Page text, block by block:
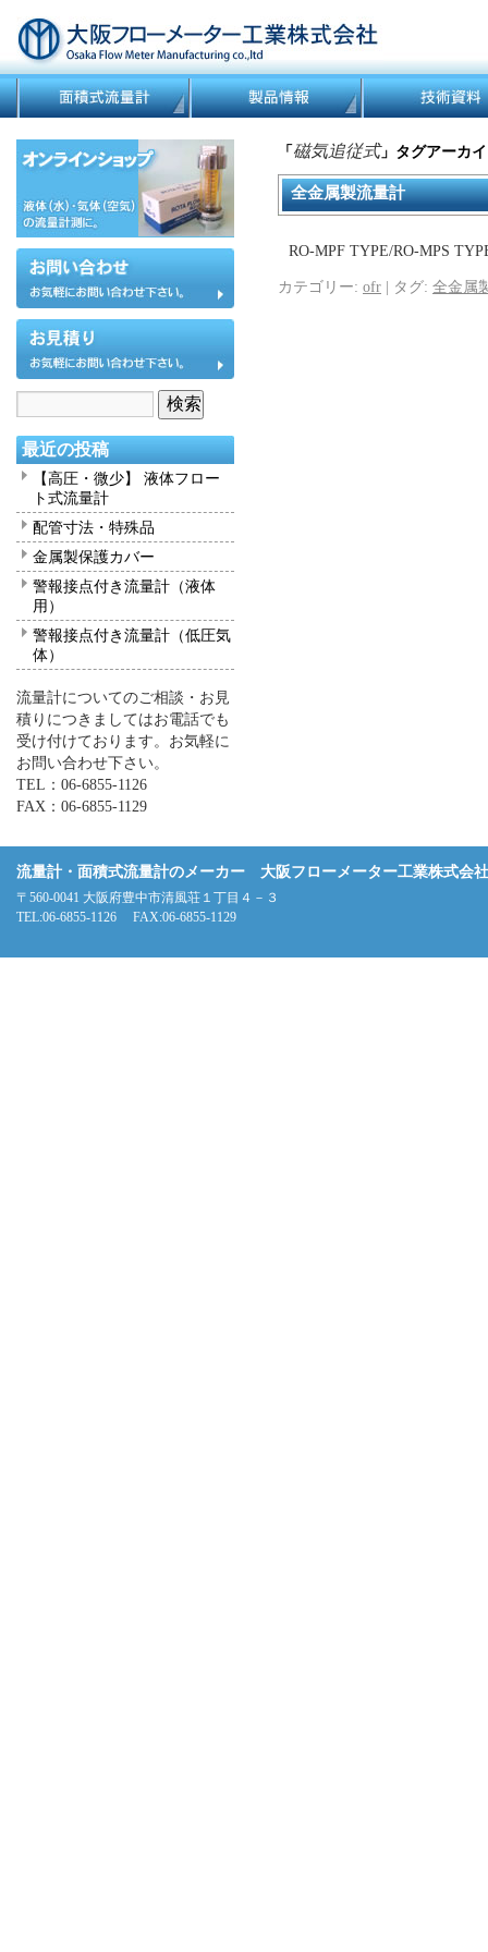
「 磁気追従式」タグアーカ
全金属製流量計
RO-MPF TYPE/RO-MPS
カテゴリー: ofr | タグ: 全金属
最近の投稿
【高圧・微少】 液体フロー
ト式流量計
配管寸法・特殊品
金属製保護カバー
警報接点付き流量計（液体
用）
警報接点付き流量計（低圧気
体）
流量計についてのご相談・お見
積りにつきましてはお電話でも
受け付けております。お気軽に
お問い合わせ下さい。
TEL：06-6855-1126
FAX：06-6855-1129
流量計・面積式流量計のメーカー 大阪フローメーター工業株式会社
〒560-0041 大阪府豊中市清風荘１丁目４－３
TEL:06-6855-1126 FAX:06-6855-1129